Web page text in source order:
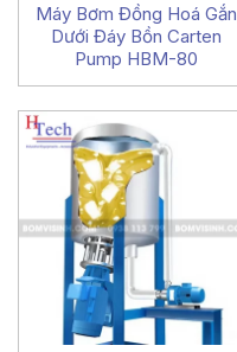
Máy Bơm Đồng Hoá Gắn
Dưới Đáy Bồn Carten
Pump HBM-80